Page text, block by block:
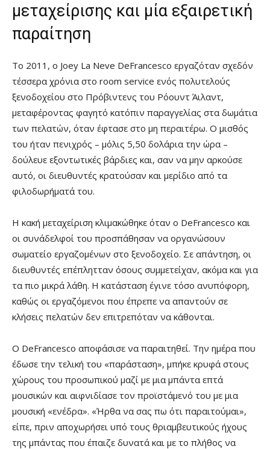
μεταχείρισης και μία εξαιρετική
παραίτηση
Το 2011, ο Joey La Neve DeFrancesco εργαζόταν σχεδόν
τέσσερα χρόνια στο room service ενός πολυτελούς
ξενοδοχείου στο Πρόβιντενς του Ρόουντ Άιλαντ,
μεταφέροντας φαγητό κατόπιν παραγγελίας στα δωμάτια
των πελατών, όταν έφτασε στο μη περαιτέρω. Ο μισθός
του ήταν πενιχρός – μόλις 5,50 δολάρια την ώρα –
δούλευε εξοντωτικές βάρδιες και, σαν να μην αρκούσε
αυτό, οι διευθυντές κρατούσαν και μερίδιο από τα
φιλοδωρήματά του.
Η κακή μεταχείριση κλιμακώθηκε όταν ο DeFrancesco και
οι συνάδελφοί του προσπάθησαν να οργανώσουν
σωματείο εργαζομένων στο ξενοδοχείο. Σε απάντηση, οι
διευθυντές επέπλητταν όσους συμμετείχαν, ακόμα και για
τα πιο μικρά λάθη. Η κατάσταση έγινε τόσο ανυπόφορη,
καθώς οι εργαζόμενοι που έπρεπε να απαντούν σε
κλήσεις πελατών δεν επιτρεπόταν να κάθονται.
Ο DeFrancesco αποφάσισε να παραιτηθεί. Την ημέρα που
έδωσε την τελική του «παράσταση», μπήκε κρυφά στους
χώρους του προσωπικού μαζί με μια μπάντα επτά
μουσικών και αιφνιδίασε τον προϊστάμενό του με μια
μουσική «ενέδρα». «Ήρθα να σας πω ότι παραιτούμαι»,
είπε, πριν αποχωρήσει υπό τους θριαμβευτικούς ήχους
της μπάντας που έπαιζε δυνατά και με το πλήθος να